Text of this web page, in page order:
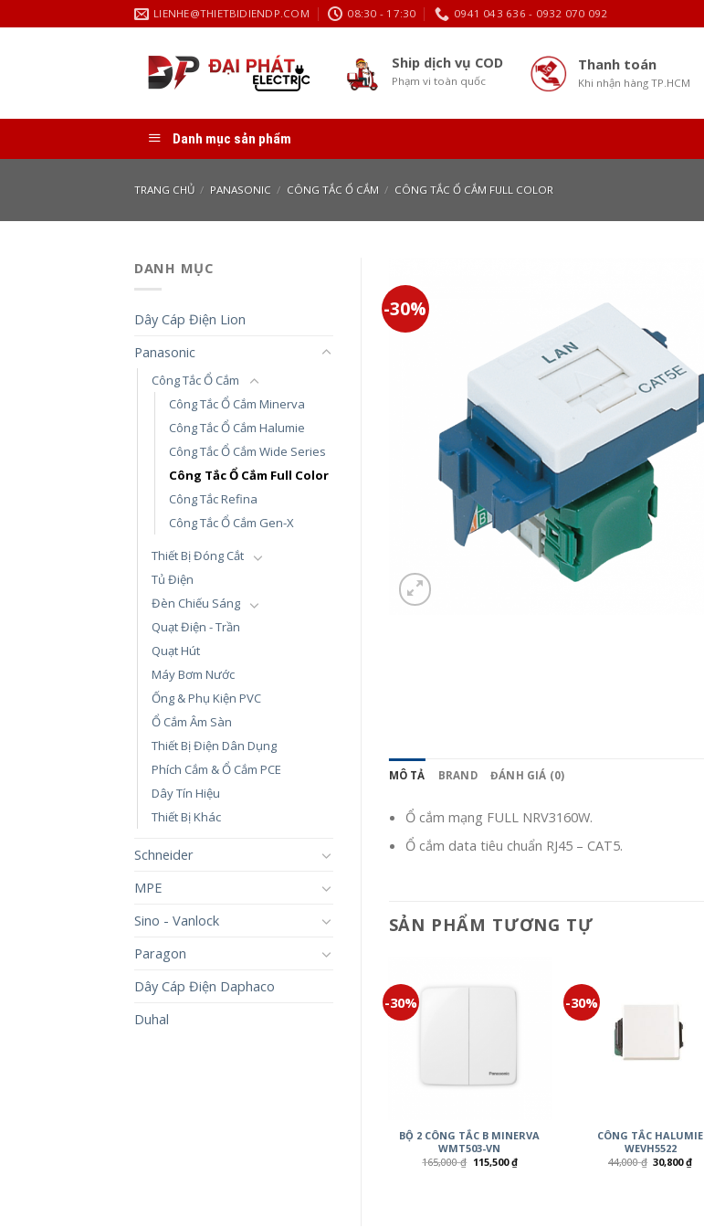
to
LIENHE@THIETBIDIENDP.COM 08:30 - 17:30 0941 043 636 - 0932 070 092
Ship dịch vụ COD
Phạm vi toàn quốc
Thanh toán
Khi nhận hàng TP.HCM
Danh mục sản phẩm
TRANG CHỦ / PANASONIC / CÔNG TẮC Ổ CẮM / CÔNG TẮC Ổ CẮM FULL COLOR
DANH MỤC
Dây Cáp Điện Lion
Panasonic
Công Tắc Ổ Cắm
Công Tắc Ổ Cắm Minerva
Công Tắc Ổ Cắm Halumie
Công Tắc Ổ Cắm Wide Series
Công Tắc Ổ Cắm Full Color
Công Tắc Refina
Công Tắc Ổ Cắm Gen-X
Thiết Bị Đóng Cắt
Tủ Điện
Đèn Chiếu Sáng
Quạt Điện - Trần
Quạt Hút
Máy Bơm Nước
Ống & Phụ Kiện PVC
Ổ Cắm Âm Sàn
Thiết Bị Điện Dân Dụng
Phích Cắm & Ổ Cắm PCE
Dây Tín Hiệu
Thiết Bị Khác
Schneider
MPE
Sino - Vanlock
Paragon
Dây Cáp Điện Daphaco
Duhal
-30%
MÔ TẢ BRAND ĐÁNH GIÁ (0)
Ổ cắm mạng FULL NRV3160W.
Ổ cắm data tiêu chuẩn RJ45 – CAT5.
SẢN PHẨM TƯƠNG TỰ
-30%
BỘ 2 CÔNG TẮC B MINERVA
WMT503-VN
165,000₫ 115,500₫
-30%
CÔNG TẮC HALUMIE
WEVH5522
44,000₫ 30,800₫